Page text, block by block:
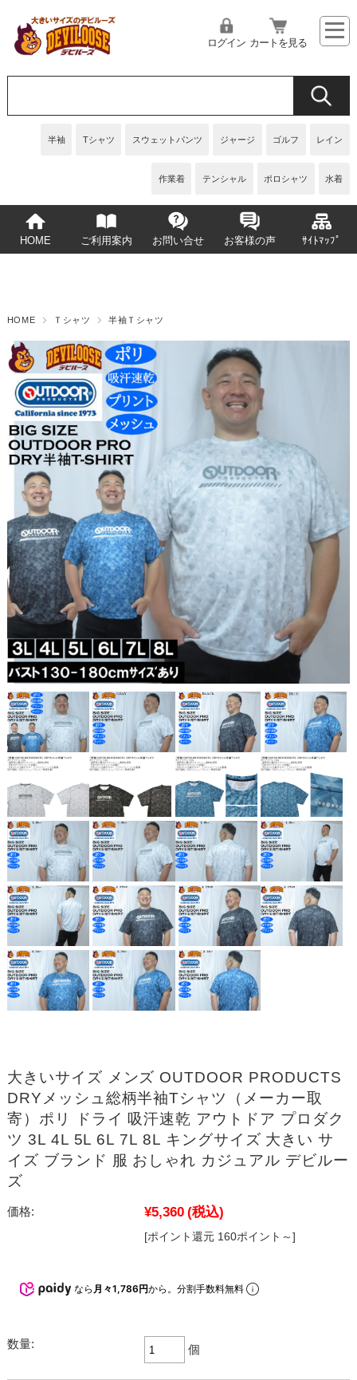
半袖 Tシャツ スウェットパンツ ジャージ ゴルフ レイン
作業着 テンシャル ポロシャツ 水着
ログイン カートを見る
HOME ご利用案内 お問い合せ お客様の声 ｻｲﾄﾏｯﾌﾟ
HOME Ｔシャツ 半袖Ｔシャツ
大きいサイズ メンズ OUTDOOR PRODUCTS
DRYメッシュ総柄半袖Tシャツ（メーカー取
寄）ポリ ドライ 吸汗速乾 アウトドア プロダク
ツ 3L 4L 5L 6L 7L 8L キングサイズ 大きい サ
イズ ブランド 服 おしゃれ カジュアル デビルー
ズ
価格: ¥5,360 (税込)
[ポイント還元 160ポイント～]
なら 月々1,786円から。分割手数料無料
数量: 個